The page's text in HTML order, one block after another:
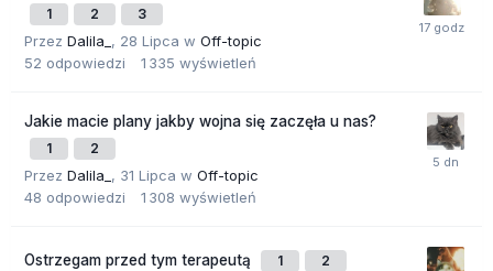
1 2 3
Przez Dalila_ , 28 Lipca w Off-topic
52 odpowiedzi 1 335 wyświetleń
Jakie macie plany jakby wojna się zaczęła u nas?
1 2
Przez Dalila_ , 31 Lipca w Off-topic
48 odpowiedzi 1 308 wyświetleń
Ostrzegam przed tym terapeutą 1 2